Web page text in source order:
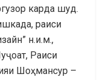
карда шуд.
раиси
н.и.м.,
Раиси
Шоҳмансур –